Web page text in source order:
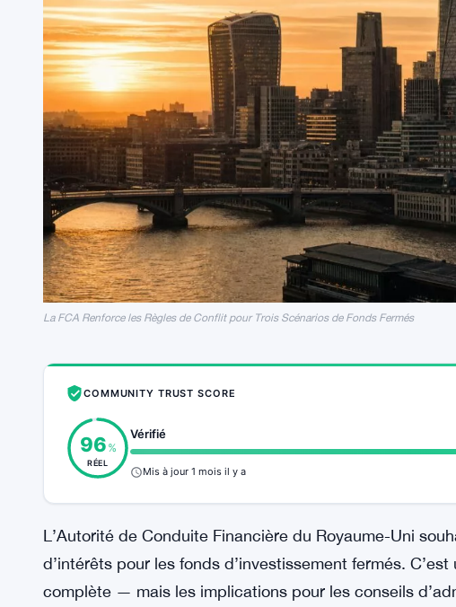
La FCA Renforce les Règles de Conflit pour Trois Scénarios de Fonds Fermés
COMMUNITY TRUST SCORE
96 %
RÉEL
Vérifié
Mis à jour 1 mois il y a
L’Autorité de Conduite Financière du Royaume-Uni
d’intérêts pour les fonds d’investissement fermés.
complète — mais les implications pour les conseils